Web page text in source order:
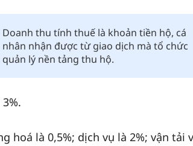
Doanh thu tính thuế là khoản tiền hộ, cá
nhân nhận được từ giao dịch mà tổ chức
quản lý nền tảng thu hộ.
hoá là 0,5%; dịch vụ là 2%; vận tải